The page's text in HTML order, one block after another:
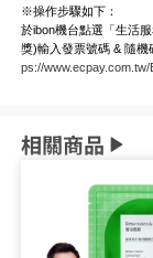
※操作步驟如下：
於ibon機台點選「生活
獎)輸入發票號碼 & 隨
ps://
相關商品